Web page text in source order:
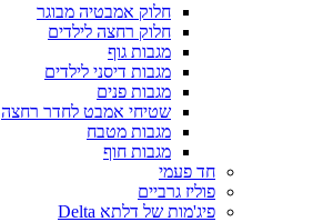
חלוק אמבטיה מבוגר
חלוק רחצה לילדים
מגבות גוף
מגבות דיסני לילדים
מגבות פנים
שטיחי אמבט לחדר רחצה
מגבות מטבח
מגבות חוף
חד פעמי
פוליז גרביים
פיג'מות של דלתא Delta